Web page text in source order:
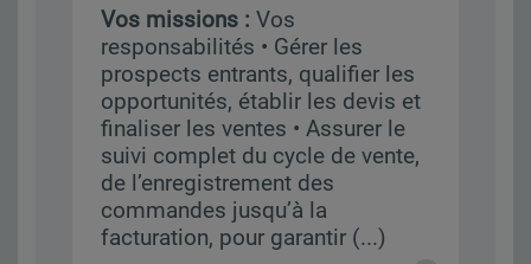
Vos missions : Vos
responsabilités • Gérer les
prospects entrants, qualifier les
opportunités, établir les devis et
finaliser les ventes • Assurer le
suivi complet du cycle de vente,
de l’enregistrement des
commandes jusqu’à la
facturation, pour garantir (...)